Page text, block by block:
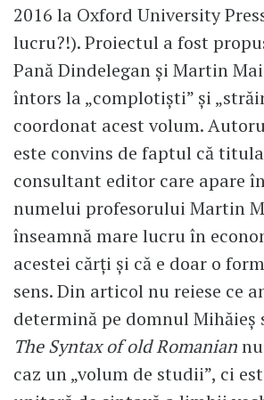
2016 la Oxford University
lucru?!). Proiectul a fost
Pană Dindelegan și Martin
întors la „complotiști” și
coordonat acest volum.
este convins de faptul că
consultant editor care apare
numelui profesorului Martin
înseamnă mare lucru în
acestei cărți și că e doar o
sens. Din articol nu reiese ce
determină pe domnul Mihăieș
The Syntax of old Romanian
caz un „volum de studii”, ci